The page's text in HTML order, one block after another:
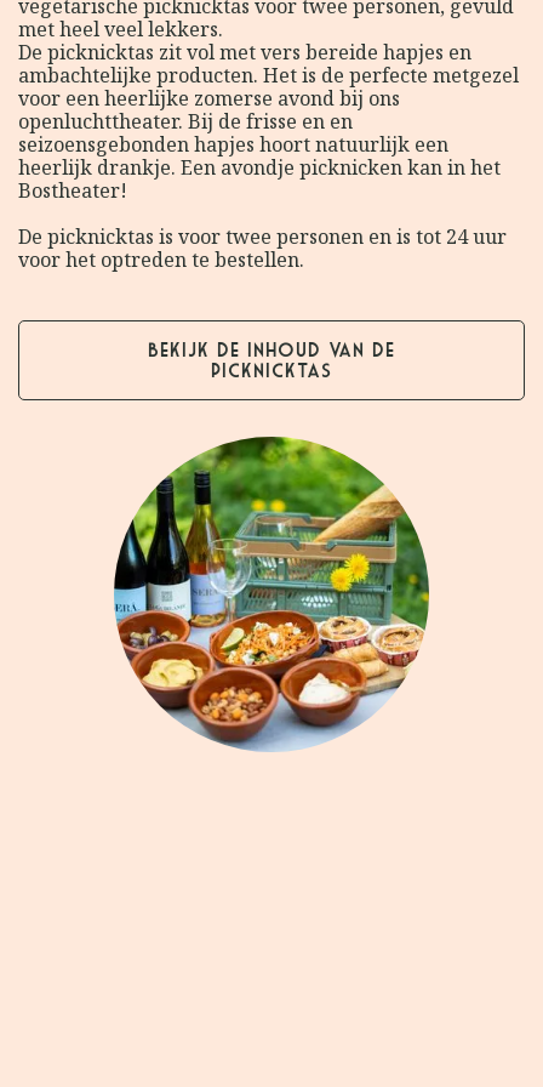
vegetarische picknicktas voor twee personen, gevuld
met heel veel lekkers.
De picknicktas zit vol met vers bereide hapjes en
ambachtelijke producten. Het is de perfecte metgezel
voor een heerlijke zomerse avond bij ons
openluchttheater. Bij de frisse en en
seizoensgebonden hapjes hoort natuurlijk een
heerlijk drankje. Een avondje picknicken kan in het
Bostheater!
De picknicktas is voor twee personen en is tot 24 uur
voor het optreden te bestellen.
Bekijk de inhoud van de
picknicktas